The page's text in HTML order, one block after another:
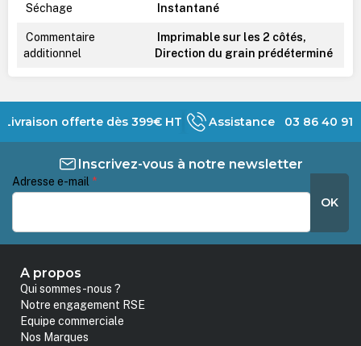
Séchage Instantané
Commentaire
additionnel
Imprimable sur les 2 côtés,
Direction du grain prédéterminé
Livraison offerte dès 399€ HT Assistance 03 86 40 91
Inscrivez-vous à notre newsletter
Adresse e-mail *
OK
A propos
Qui sommes-nous ?
Notre engagement RSE
Equipe commerciale
Nos Marques